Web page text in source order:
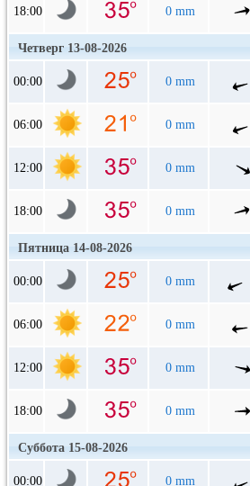
18:00 0 mm
Четверг 13-08-2026
00:00 0 mm
06:00 0 mm
12:00 0 mm
18:00 0 mm
Пятница 14-08-2026
00:00 0 mm
06:00 0 mm
12:00 0 mm
18:00 0 mm
Суббота 15-08-2026
00:00 0 mm